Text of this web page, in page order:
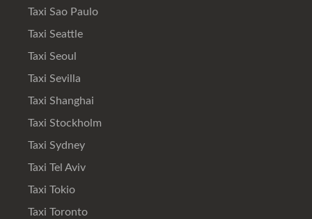
Taxi Sao Paulo
Taxi Seattle
Taxi Seoul
Taxi Sevilla
Taxi Shanghai
Taxi Stockholm
Taxi Sydney
Taxi Tel Aviv
Taxi Tokio
Taxi Toronto